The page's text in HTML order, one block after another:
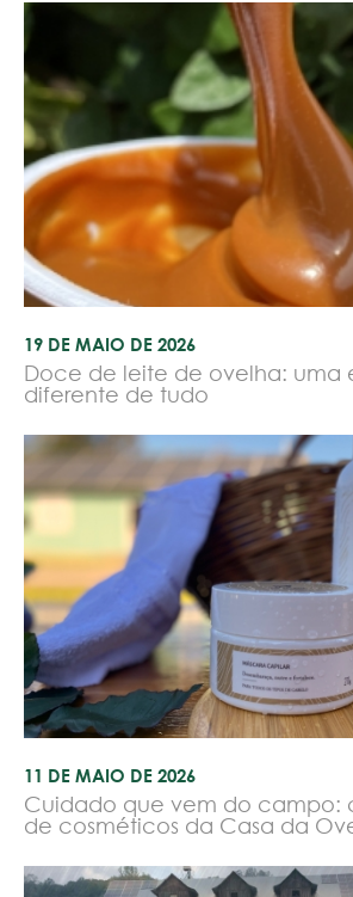
19 DE MAIO DE 2026
Doce de leite de ovelha: uma
diferente de tudo
11 DE MAIO DE 2026
Cuidado que vem do campo:
de cosméticos da Casa da